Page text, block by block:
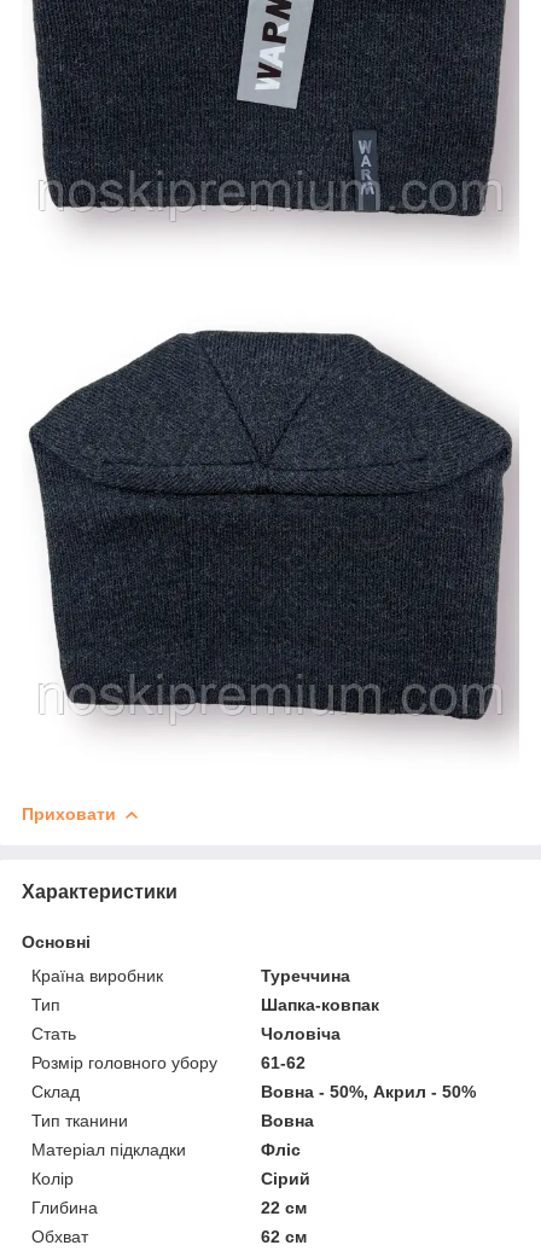
Приховати
Характеристики
Основні
Країна виробник
Туреччина
Тип
Шапка-ковпак
Стать
Чоловіча
Розмір головного убору
61-62
Склад
Вовна - 50%, Акрил - 50%
Тип тканини
Вовна
Матеріал підкладки
Фліс
Колір
Сірий
Глибина
22 см
Обхват
62 см